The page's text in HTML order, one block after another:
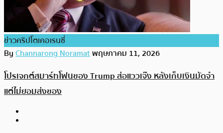
ข่าวคริปโตเคอเรนซี่
ByChannarong Noramatพฤษภาคม 11, 2026
โปรเจกต์สมาร์ทโฟนของ Trump ส่อแววเจ๊ง หลังเก็บเงินมัดจำ
แต่ไม่ยอมส่งของ